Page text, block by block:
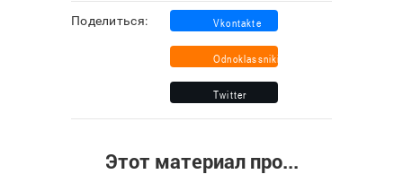
Поделиться:
Этот материал про...